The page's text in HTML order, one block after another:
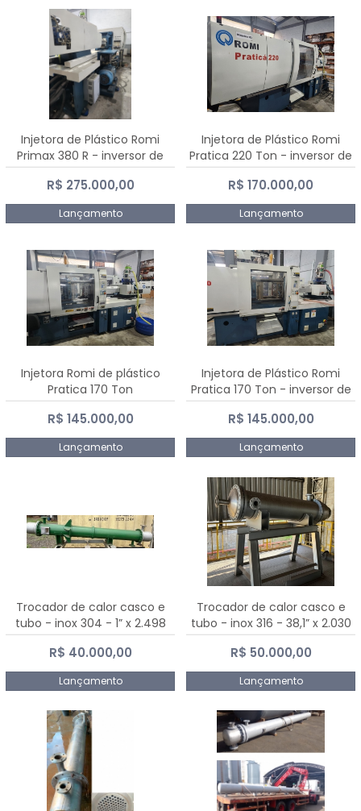
Injetora de Plástico Romi
Primax 380 R - inversor de
frequência NR 12
R$ 275.000,00
Lançamento
Injetora de Plástico Romi
Pratica 220 Ton - inversor de
frequência NR 12
R$ 170.000,00
Lançamento
Injetora Romi de plástico
Pratica 170 Ton
R$ 145.000,00
Lançamento
Injetora de Plástico Romi
Pratica 170 Ton - inversor de
frequência NR 12
R$ 145.000,00
Lançamento
Trocador de calor casco e
tubo - inox 304 - 1” x 2.498
mm
R$ 40.000,00
Lançamento
Trocador de calor casco e
tubo - inox 316 - 38,1” x 2.030
mm
R$ 50.000,00
Lançamento